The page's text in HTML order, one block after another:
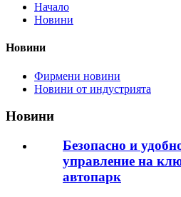
Начало
Новини
Новини
Фирмени новини
Новини от индустрията
Новини
Безопасно и
управление на
автопарк